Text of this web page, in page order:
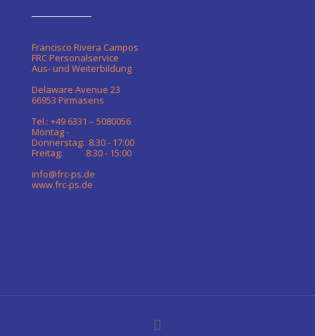
Francisco Rivera Campos
FRC Personalservice
Aus- und Weiterbildung
Delaware Avenue 23
66953 Pirmasens
Tel.: +49 6331 – 5080056
Montag -
Donnerstag: 8:30 - 17:00
Freitag: 8:30 - 15:00
info@frc-ps.de
www.frc-ps.de